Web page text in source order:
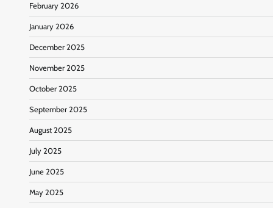
February 2026
January 2026
December 2025
November 2025
October 2025
September 2025
August 2025
July 2025
June 2025
May 2025